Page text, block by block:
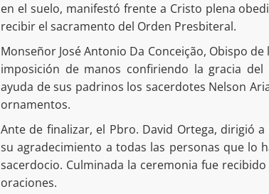
en el suelo, manifestó frente a Cristo plena
recibir el sacramento del Orden Presbiteral.
Monseñor José Antonio Da Conceição, Obispo
imposición de manos confiriendo la gracia
ayuda de sus padrinos los sacerdotes Nelson
ornamentos.
Ante de finalizar, el Pbro. David Ortega, dirigió
su agradecimiento a todas las personas que lo
sacerdocio. Culminada la ceremonia fue
oraciones.